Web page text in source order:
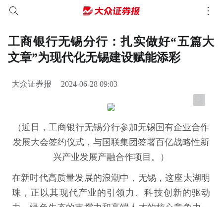
工商银行无锡分行：扎实做好“五篇大
文章”为现代化无锡建设赋能添彩
大众证券报 2024-06-28 09:03
（近日，工商银行无锡分行参加无锡国有企业合作
发展大会签约仪式，与国联集团签署百亿战略性新
兴产业发展产融合作项目。）
在新时代高质量发展的浪潮中，无锡，这座太湖明
珠，正以其现代产业的引领力、科技创新的驱动